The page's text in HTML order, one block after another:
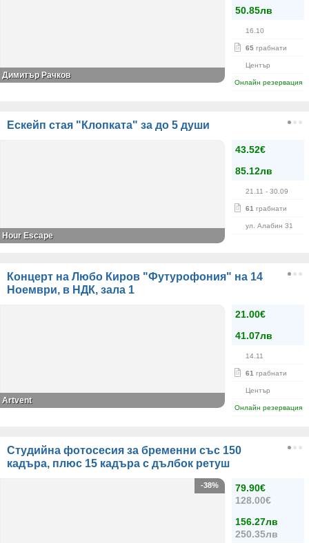
50.85лв
16.10
65 грабнати
Център
Онлайн резервация
Димитър Рачков
Ескейп стая "Клопката" за до 5 души
43.52€
85.12лв
21.11 - 30.09
61 грабнати
ул. Алабин 31
Hour Escape
Концерт на Любо Киров "Футурофония" на 14
Ноември, в НДК, зала 1
21.00€
41.07лв
14.11
61 грабнати
Център
Онлайн резервация
Artvent
Студийна фотосесия за бременни със 150
кадъра, плюс 15 кадъра с дълбок ретуш
79.90€
128.00€
156.27лв
250.35лв
-38%